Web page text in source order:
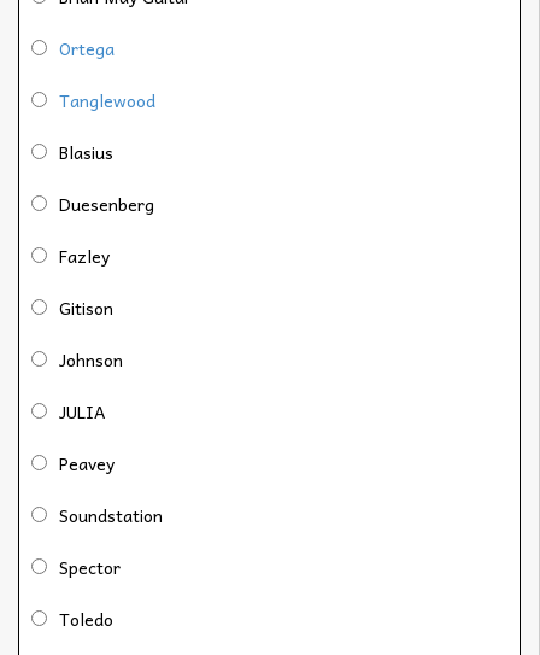
Ortega
Tanglewood
Blasius
Duesenberg
Fazley
Gitison
Johnson
JULIA
Peavey
Soundstation
Spector
Toledo